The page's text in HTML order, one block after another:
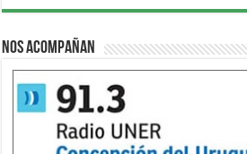
Nos acompañan